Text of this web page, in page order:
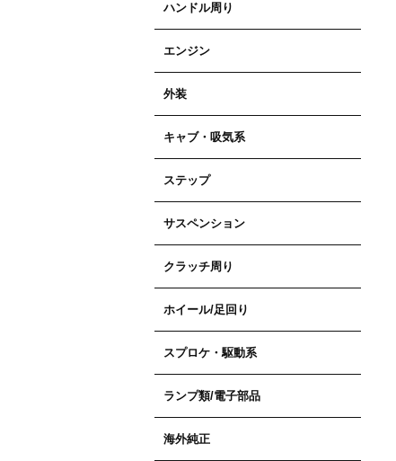
ハンドル周り
エンジン
外装
キャブ・吸気系
ステップ
サスペンション
クラッチ周り
ホイール/足回り
スプロケ・駆動系
ランプ類/電子部品
海外純正